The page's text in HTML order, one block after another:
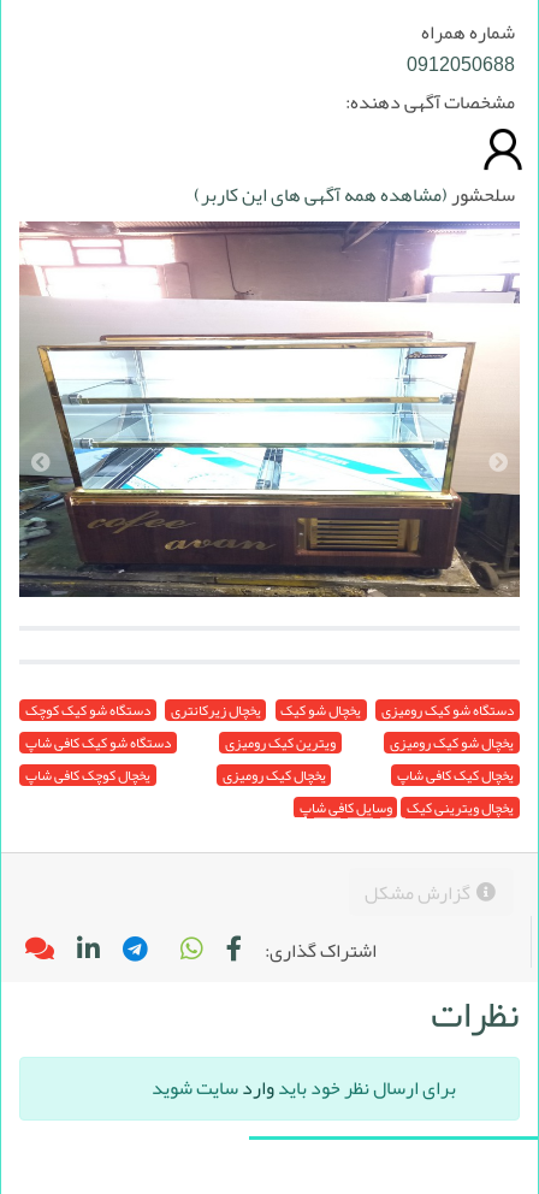
شماره همراه
0912050688
مشخصات آگهی دهنده:
سلحشور(مشاهده همه آگهی های این کاربر)
دستگاه شو کیک رومیزی یخچال شو کیک یخچال زیرکانتری
دستگاه شو کیک کوچک
یخچال شو کیک رومیزی
ویترین کیک رومیزی
دستگاه شو کیک کافی شاپ
یخچال کیک کافی شاپ
یخچال کیک رومیزی
یخچال کوچک کافی شاپ
یخچال ویترینی کیک وسایل کافی شاپ
گزارش مشکل
اشتراک گذاری:
نظرات
برای ارسال نظر خود بایدواردسایت شوید